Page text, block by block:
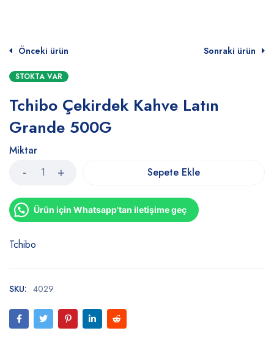
Önceki ürün Sonraki ürün
STOKTA VAR
Tchibo Çekirdek Kahve Latın
Grande 500G
Miktar
Sepete Ekle
Ürün için Whatsapp'tan iletişime geç
Tchibo
SKU: 4029